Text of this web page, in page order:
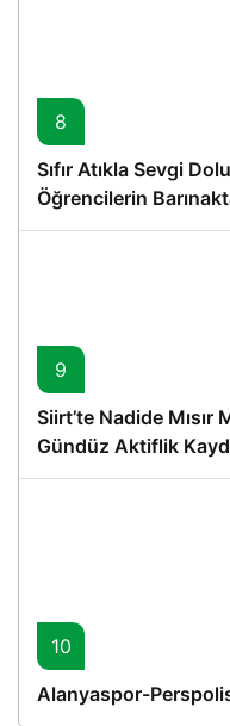
8
Sıfır Atıkla Sevgi
Öğrencilerin
Proje
9
Siirt’te Nadide Mısır
Gündüz Aktiflik
10
Alanyaspor-Perspolis